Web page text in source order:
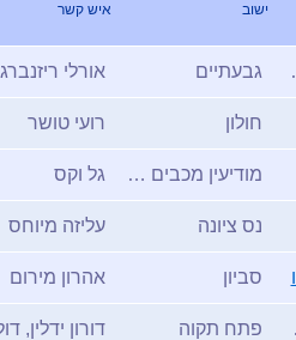
ישוב איש קשר
פאן גבעתיים
חולון רועי טושר
מודיעין מכבים רעות גל וקס
נס ציונה עליזה מיוחס
סביון אהרון מירום
פתח תקוה